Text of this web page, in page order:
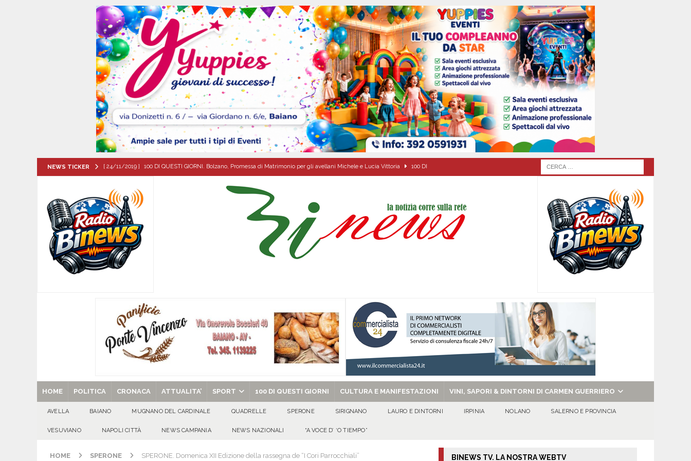
NEWS TICKER [ 24/11/2019 ] 100 DI QUESTI GIORNI. Bolzano, Promessa di Matrimonio per gli avellani Michele e Lucia Vittoria 100 DI
[ 07/08/2026 ] Lioni, si presenta il libro “Tu sei per me lo specchio e il porto” D’Amelio: “Gettiamo un seme d’impegno futuro
per tante e tanti”
[ 07/08/2026 ] Per la dignità del gonfalone di Sant’Andrea — Appello per l’inclusione e la tutela delle tradizioni di Sirignano
CULTURA E MANIFESTAZIONI
[ 07/08/2026 ]
[ 07/08/2026 ] Santa Filomena: una storia di fede che vive da oltre due secoli
[ 29/08/2025 ] SANT’Oggi. Venerdì 29 agosto la chiesa celebra il Martirio di san Giovanni Battista e santa Sabina EVIDENZA
HOME POLITICA CRONACA ATTUALITA’ SPORT 100 DI QUESTI GIORNI CULTURA E MANIFESTAZIONI VINI, SAPORI & DINTORNI DI CARMEN GUERRIERO
AVELLA BAIANO MUGNANO DEL CARDINALE QUADRELLE SPERONE SIRIGNANO LAURO E DINTORNI IRPINIA NOLANO SALERNO E PROVINCIA
VESUVIANO NAPOLI CITTÀ NEWS CAMPANIA NEWS NAZIONALI “A VOCE D’ ‘O TIEMPO”
HOME SPERONE SPERONE. Domenica XII Edizione della rassegna de “I Cori Parrocchiali” BINEWS TV. LA NOSTRA WEBTV